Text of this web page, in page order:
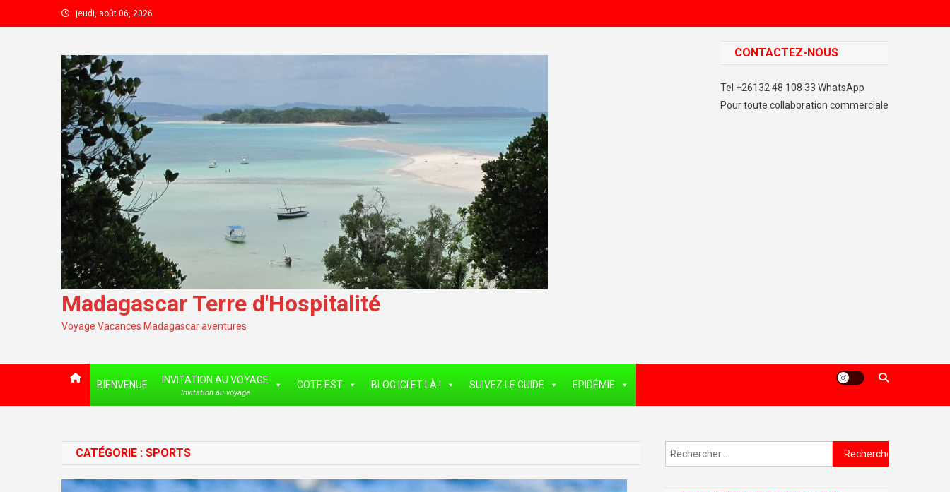
Skip to content jeudi, août 06, 2026
Madagascar Terre d'Hospitalité
Voyage Vacances Madagascar aventures
CONTACTEZ-NOUS
Tel +26132 48 108 33 WhatsApp
Pour toute collaboration commerciale
BIENVENUE INVITATION AU VOYAGE
Invitation au voyage
COTE EST BLOG ICI ET LÀ ! SUIVEZ LE GUIDE EPIDÉMIE
CATÉGORIE : SPORTS Rechercher :